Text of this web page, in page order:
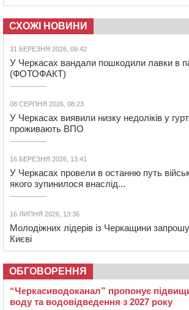
СХОЖІ НОВИНИ
31 БЕРЕЗНЯ 2026, 09:42
У Черкасах вандали пошкодили лавки в
(ФОТОФАКТ)
08 СЕРПНЯ 2026, 08:23
У Черкасах виявили низку недоліків у
проживають ВПО
16 БЕРЕЗНЯ 2026, 13:41
У Черкасах провели в останню путь
якого зупинилося внаслід...
16 ЛИПНЯ 2026, 13:36
Молодіжних лідерів із Черкащини
Києві
ОБГОВОРЕННЯ
“Черкасиводоканал” пропонує
воду та водовідведення з 2027 року